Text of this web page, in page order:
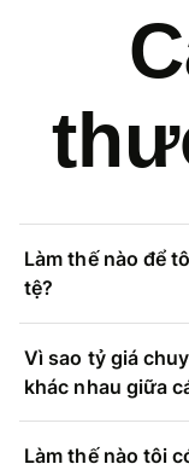
Làm thế nào để
tệ?
Vì sao tỷ giá
khác nhau giữa
Làm thế nào tôi